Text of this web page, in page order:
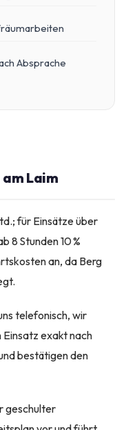
Absprache
Laim
für Einsätze über
8 Stunden 10 %
an, da Berg
telefonisch, wir
exakt nach
bestätigen den
geschulter